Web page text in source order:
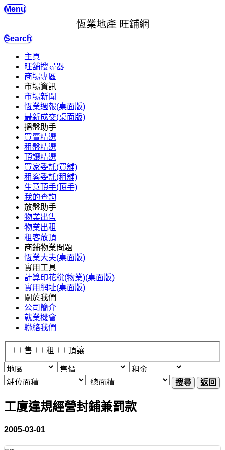
Menu
恆業地產 旺鋪網
Search
主頁
旺舖搜尋器
商場專區
市場資訊
市場新聞
恆業週報(桌面版)
最新成交(桌面版)
搵盤助手
買賣精選
租盤精選
頂讓精選
買家委託(買舖)
租客委託(租舖)
生意頂手(頂手)
我的查詢
放盤助手
物業出售
物業出租
租客放頂
商鋪物業問題
恆業大夫(桌面版)
實用工具
計算印花稅(物業)(桌面版)
實用網址(桌面版)
關於我們
公司簡介
就業機會
聯絡我們
售 租 頂讓
搜尋 返回
工廈違規經營封鋪兼罰款
2005-03-01